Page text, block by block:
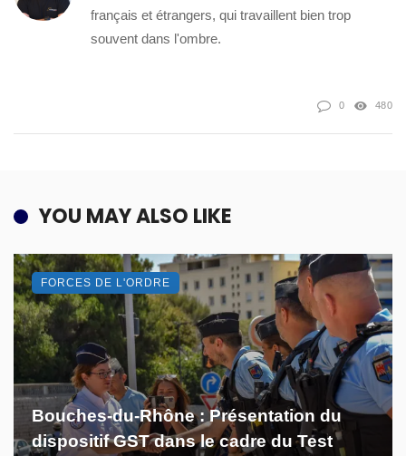
français et étrangers, qui travaillent bien trop
souvent dans l'ombre.
0 480
YOU MAY ALSO LIKE
Bouches-du-Rhône : Présentation du
dispositif GST dans le cadre du Test
FORCES DE L'ORDRE